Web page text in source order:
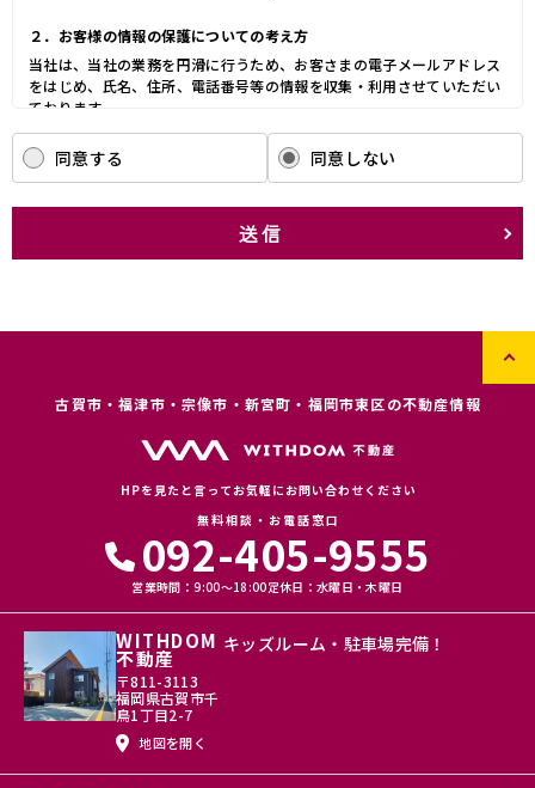
２．お客様の情報の保護についての考え方
当社は、当社の業務を円滑に行うため、お客さまの電子メールアドレス
をはじめ、氏名、住所、電話番号等の情報を収集・利用させていただい
ております。
当社は、これらのお客さまの個人情報（以下「お客さま情報」といいま
す。）の適正な保護を重大な責務と認識し、この責務を果たすために、
次の方針の下でお客さま情報を取り扱います。
(1) お客さま情報に適用される個人情報の保護に関する法律その他の関
係法令を遵守し、適切に取り扱います。また、適宜取扱いの改善に努め
(3) お客さま情報の収集に際しては、利用目的を特定して通知または公
(4) お客さま情報の漏洩、紛失、改ざん等を防止するために必要な 対策
を講じて適切な管理を行います。
削除、利用停止の依頼を所定の窓口でお受けして、誠意をもって対応い
具体的には、以下の内容に従ってお客さま情報の取り扱いをいたしま
３．お客様の情報の利用目的
供等の機会に、当社が直接あるいは協力会社又は業務委託先等を通じ
て、お客さまの個人情報（お客さまの電子メールアドレス、氏名、住
所、電話番号等）を取得いたしますが、これらの個人情報は下記の目的
に利用させていただきます。
(1) 不動産についてのサービスの提供
同意する 同意しない
送信
古賀市・福津市・宗像市・新宮町・福岡市東区の不動産情報
HPを見たと言ってお気軽にお問い合わせください
無料相談・お電話窓口
092-405-9555
営業時間：9:00〜18:00定休日：水曜日・木曜日
WITHDOM
不動産
〒811-3113
福岡県古賀市千
鳥1丁目2-7
地図を開く
キッズルーム・駐車場完備！